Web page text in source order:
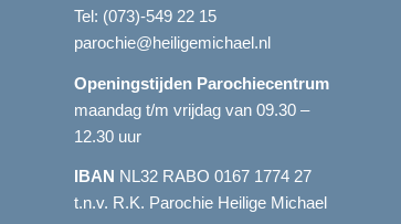
Tel: (073)-549 22 15
parochie@heiligemichael.nl
Openingstijden Parochiecentrum
maandag t/m vrijdag van 09.30 –
12.30 uur
IBAN NL32 RABO 0167 1774 27
t.n.v. R.K. Parochie Heilige Michael